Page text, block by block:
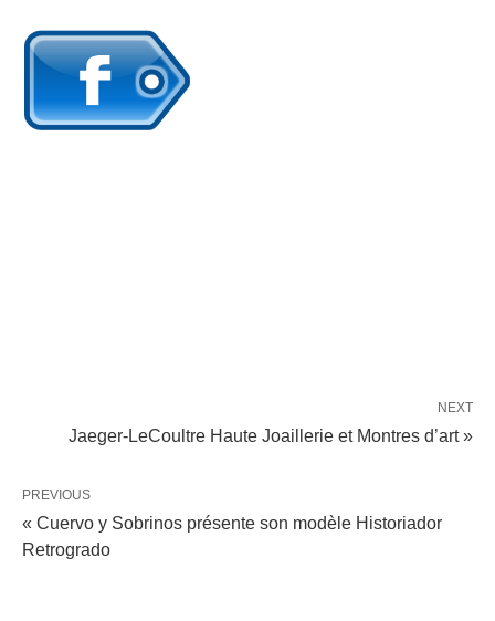
NEXT
Jaeger-LeCoultre Haute Joaillerie et Montres d’art »
PREVIOUS
« Cuervo y Sobrinos présente son modèle Historiador
Retrogrado